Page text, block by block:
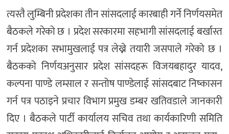
त्यस्तै लुम्बिनी प्रदेशका तीन सांसदलाई कारबाही गर्ने निर्णयसमेत
बैठकले गरेको छ । प्रदेश सरकारमा सहभागी सांसदलाई बर्खास्त
गर्न प्रदेशका सभामुखलाई पत्र लेख्ने तयारी जसपाले गरेको छ ।
बैठकको निर्णयअनुसार प्रदेश सांसदहरू विजयबहादुर यादव,
कल्पना पाण्डे लम्साल र सन्तोष पाण्डेलाई सांसदबाट निष्कासन
गर्न पत्र पठाइने प्रचार विभाग प्रमुख डम्बर खतिवडाले जानकारी
दिए । बैठकले पार्टी कार्यालय सचिव तथा कार्यकारिणी समिति